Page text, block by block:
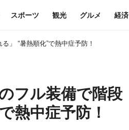
スポーツ 観光 グルメ 経済
」 “暑熱順化”で熱中症予防！
フル装備で階段
熱中症予防！